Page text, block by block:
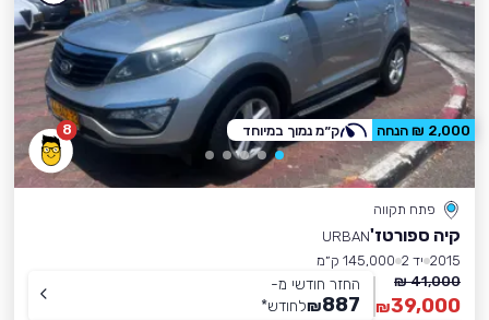
8
פתח תקווה
קיה ספורטז'URBAN
2015 יד 2
145,000 ק״מ
41,000 ₪
39,000
₪
החזר חודשי מ-
887
₪לחודש*
2,000 ₪ הנחה ק״מ נמוך במיוחד